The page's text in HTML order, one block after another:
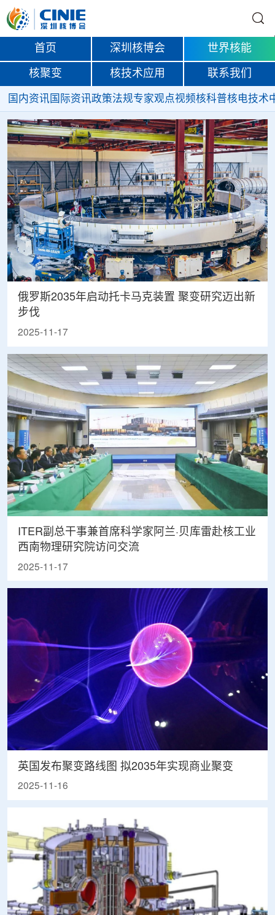
首页 深圳核博会 世界核能
核聚变 核技术应用 联系我们
国内资讯 国际资讯政策法规专家观点视频核科普核电技术
俄罗斯2035年启动托卡马克装置 聚变研究迈出新
步伐
2025-11-17
ITER副总干事兼首席科学家阿兰·贝库雷赴核工业
西南物理研究院访问交流
2025-11-17
英国发布聚变路线图 拟2035年实现商业聚变
2025-11-16